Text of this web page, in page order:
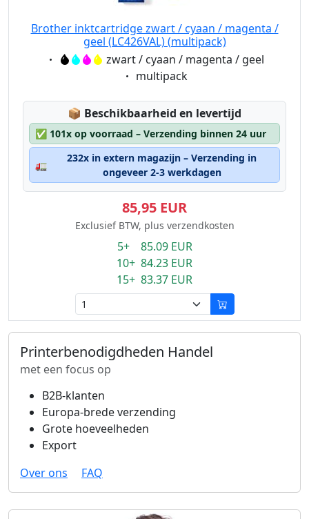
Brother inktcartridge zwart / cyaan / magenta /
geel (LC426VAL) (multipack)
Eigenschaft:zwart / cyaan / magenta / geel
Eigenschaft:
multipack
📦 Lagerstatus:
Beschikbaarheid en levertijd
✅ 101x op voorraad – Verzending binnen 24 uur
🚛
232x in extern magazijn – Verzending in
ongeveer 2-3 werkdagen
85,95 EUR
Exclusief BTW, plus verzendkosten
5+ 85.09 EUR
10+ 84.23 EUR
15+ 83.37 EUR
Printerbenodigdheden Handel
met een focus op
B2B-klanten
Europa-brede verzending
Grote hoeveelheden
Export
Over ons
FAQ